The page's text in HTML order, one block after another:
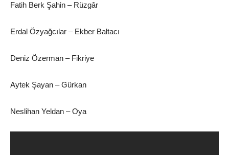
Fatih Berk Şahin – Rüzgâr
Erdal Özyağcılar – Ekber Baltacı
Deniz Özerman – Fikriye
Aytek Şayan – Gürkan
Neslihan Yeldan – Oya